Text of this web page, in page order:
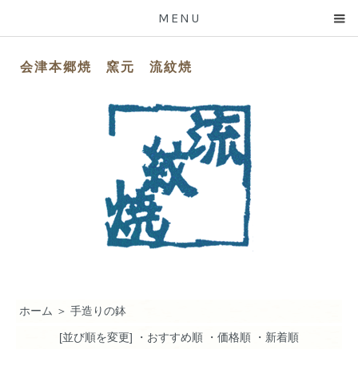
MENU
会津本郷焼 窯元 流紋焼
ホーム ＞手造りの鉢
[並び順を変更] ・おすすめ順 ・価格順 ・新着順